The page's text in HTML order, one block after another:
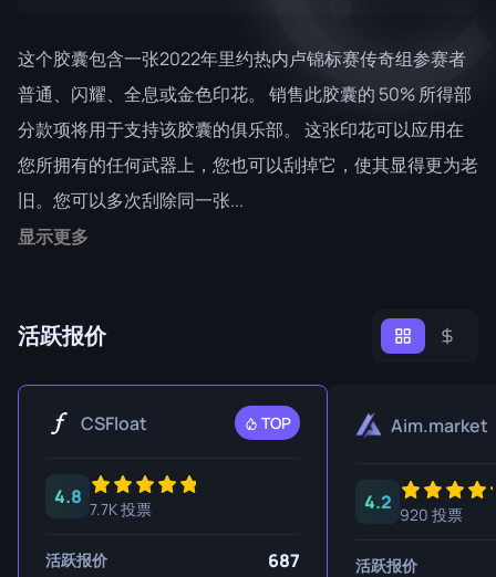
这个胶囊包含一张2022年里约热内卢锦标赛传奇组参赛者
普通、闪耀、全息或金色印花。 销售此胶囊的 50% 所得部
分款项将用于支持该胶囊的俱乐部。 这张印花可以应用在
您所拥有的任何武器上，您也可以刮掉它，使其显得更为老
旧。您可以多次刮除同一张...
显示更多
活跃报价
CSFloat TOP
4.8
7.7K 投票
活跃报价 687
Aim.market
4.2
920 投票
活跃报价